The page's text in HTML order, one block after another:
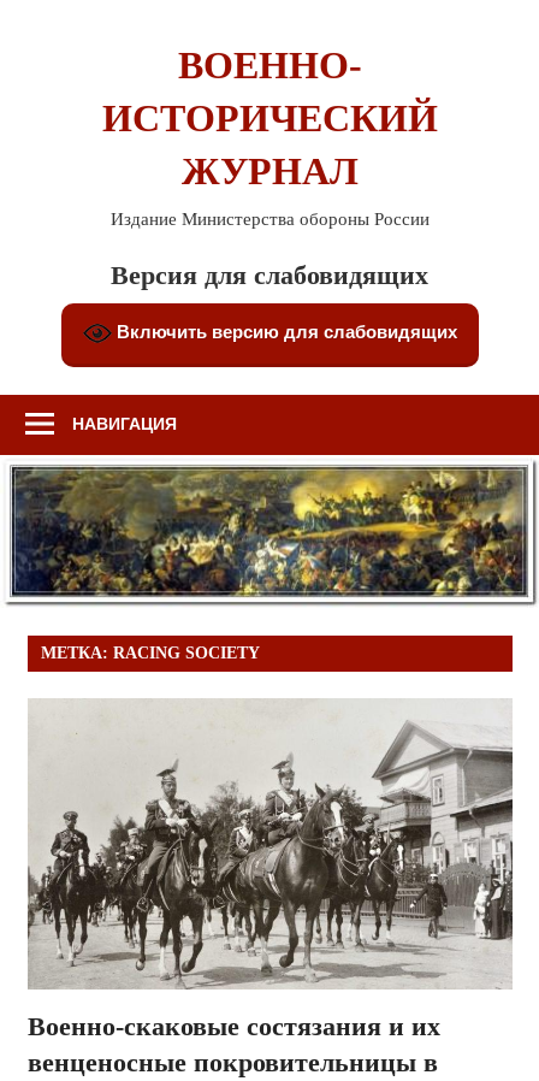
ВОЕННО-
ИСТОРИЧЕСКИЙ
ЖУРНАЛ
Издание Министерства обороны России
Версия для слабовидящих
Включить версию для слабовидящих
НАВИГАЦИЯ
МЕТКА: RACING SOCIETY
Военно-скаковые состязания и их
венценосные покровительницы в